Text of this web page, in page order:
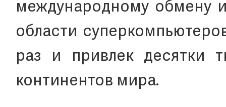
международному обмену
области
раз и привлек десятки
континентов мира.